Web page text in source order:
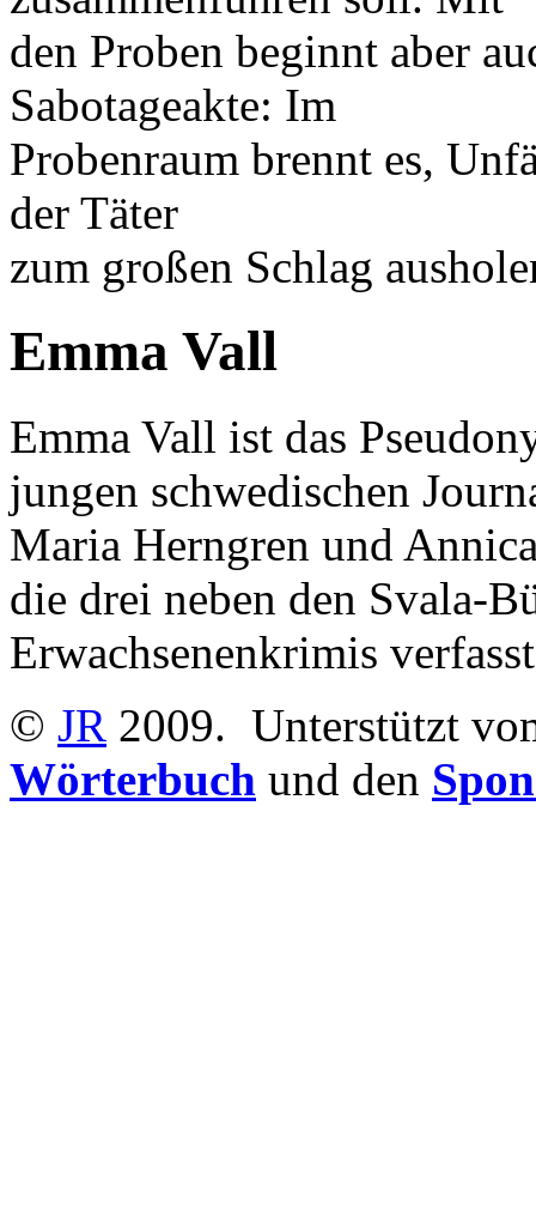
den Proben beginnt aber
Sabotageakte: Im
Probenraum brennt es,
der Täter
zum großen Schlag
Emma Vall
Emma Vall ist das
jungen schwedischen
Maria Herngren und
die drei neben den Svala-
Erwachsenenkrimis
© JR 2009. Unterstützt
Wörterbuch und den